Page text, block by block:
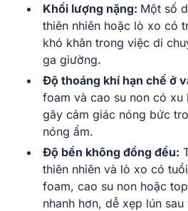
Khối lượng nặng: Một số
thiên nhiên hoặc lò xo có
khó khăn trong việc di
ga giường.
Độ thoáng khí hạn chế ở
foam và cao su non có xu
gây cảm giác nóng bức
nóng ẩm.
Độ bền không đồng đều:
thiên nhiên và lò xo có
foam, cao su non hoặc
nhanh hơn, dễ xẹp lún